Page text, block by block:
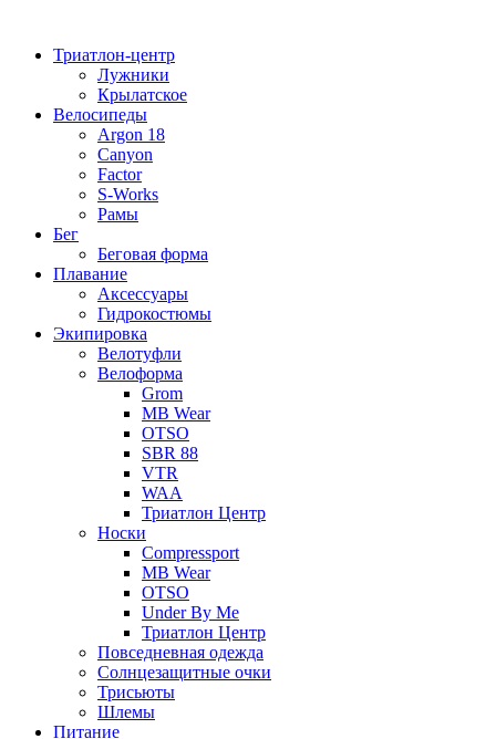
Триатлон-центр
Лужники
Крылатское
Велосипеды
Argon 18
Canyon
Factor
S-Works
Рамы
Бег
Беговая форма
Плавание
Аксессуары
Гидрокостюмы
Экипировка
Велотуфли
Велоформа
Grom
MB Wear
OTSO
SBR 88
VTR
WAA
Триатлон Центр
Носки
Compressport
MB Wear
OTSO
Under By Me
Триатлон Центр
Повседневная одежда
Солнцезащитные очки
Трисьюты
Шлемы
Питание